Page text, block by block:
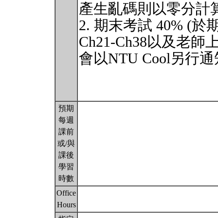
產生亂碼則以零分計
2. 期末考試 40% (於
Ch21-Ch38以及老師
會以NTU Cool另行
預期
每週
課前
或/與
課後
學習
時數
Office
Hours